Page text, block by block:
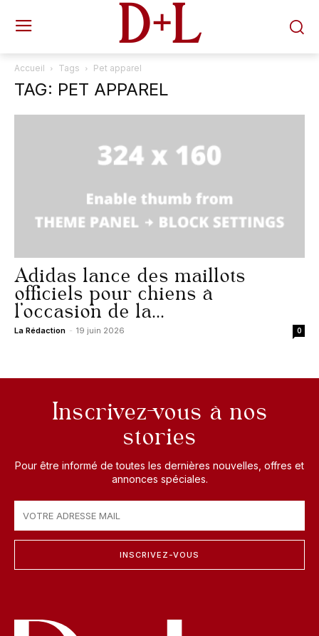
D+L
Accueil Tags Pet apparel
TAG: PET APPAREL
Adidas lance des maillots
officiels pour chiens à
l’occasion de la...
La Rédaction - 19 juin 2026 0
Inscrivez-vous à nos
stories
Pour être informé de toutes les dernières nouvelles, offres et
annonces spéciales.
INSCRIVEZ-VOUS